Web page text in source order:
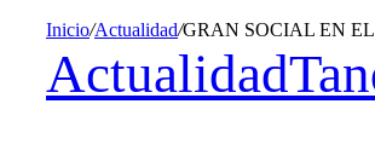
Inicio/Actualidad/GRAN SOCIAL EN
Actualidad